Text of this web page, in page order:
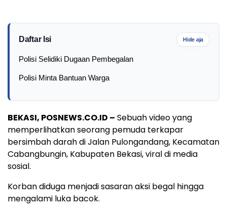
Daftar Isi Hide aja
Polisi Selidiki Dugaan Pembegalan
Polisi Minta Bantuan Warga
BEKASI, POSNEWS.CO.ID – Sebuah video yang
memperlihatkan seorang pemuda terkapar
bersimbah darah di Jalan Pulongandang, Kecamatan
Cabangbungin, Kabupaten Bekasi, viral di media
sosial.
Korban diduga menjadi sasaran aksi begal hingga
mengalami luka bacok.